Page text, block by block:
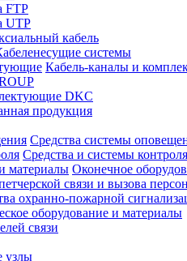
FTP
UTP
кабель
системы
Кабель-каналы и
DKC
продукция
Средства системы
Средства и системы контроля
Оконечное
связи и вызова
охранно-пожарной
оборудование и материалы
связи
узлы